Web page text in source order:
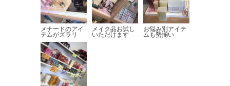
メナードのアイ
テムがズラリ
メイク品お試し
いただけます
お悩み別アイテ
ムも勢揃い